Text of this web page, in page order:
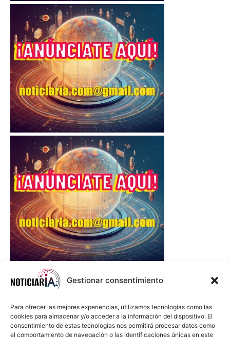
Gestionar consentimiento
Para ofrecer las mejores experiencias, utilizamos tecnologías como las
cookies para almacenar y/o acceder a la información del dispositivo. El
consentimiento de estas tecnologías nos permitirá procesar datos como
el comportamiento de navegación o las identificaciones únicas en este